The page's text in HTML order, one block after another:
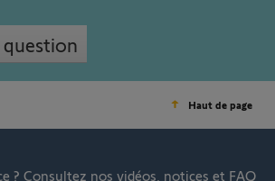
Haut de page
? Consultez nos vidéos, notices et FAQ